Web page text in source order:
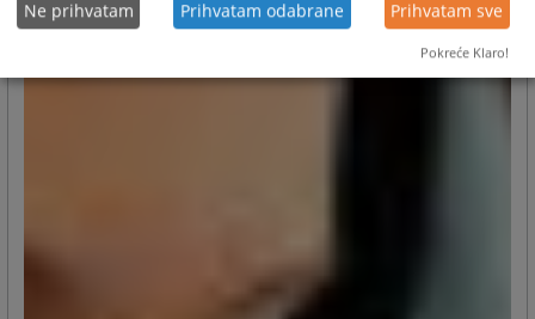
Ne prihvatam Prihvatam odabrane Prihvatam sve
Pokreće Klaro!